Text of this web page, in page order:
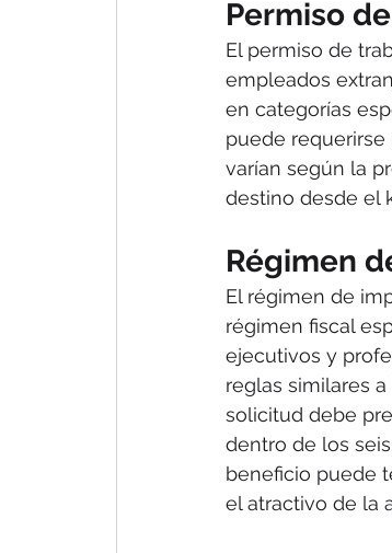
Permiso
El permiso de
empleados
en categorías
puede
varían según la
destino desde el
Régimen
El régimen de
régimen fiscal
ejecutivos y
reglas similares
solicitud debe
dentro de los
beneficio puede
el atractivo de la